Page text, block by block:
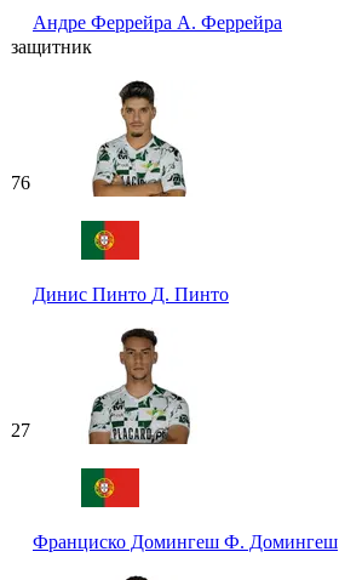
Андре Феррейра А. Феррейра
защитник
76
Динис Пинто Д. Пинто
27
Франциско Домингеш Ф. Домингеш